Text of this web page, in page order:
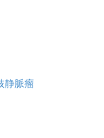
静脈瘤